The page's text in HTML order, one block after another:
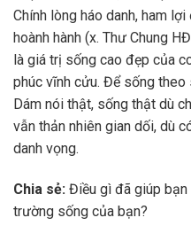
Chính lòng háo danh, ham
hoành hành (x. Thư Chung
là giá trị sống cao đẹp của
phúc vĩnh cửu. Để sống
Dám nói thật, sống thật dù
vẫn thản nhiên gian dối, dù
danh vọng.
Chia sẻ: Điều gì đã giúp
trường sống của bạn?